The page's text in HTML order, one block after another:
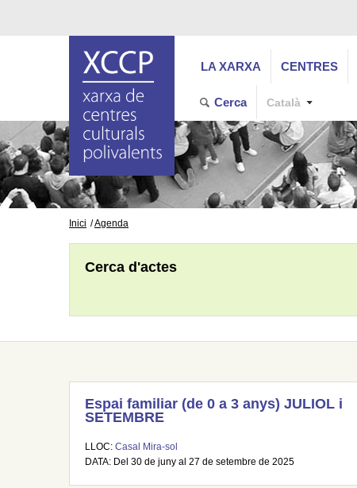
LA XARXA CENTRES
Cerca Català
Inici Agenda
Cerca d'actes
Espai familiar (de 0 a 3 anys) JULIOL i
SETEMBRE
LLOC: Casal Mira-sol
DATA: Del 30 de juny al 27 de setembre de 2025